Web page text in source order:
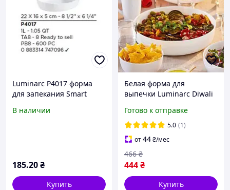
Luminarc P4017 форма
для запекания Smart
220*160мм овал
В наличии
185.20₴
Купить
Белая форма для
выпечки Luminarc Diwali
Готово к отправке
5.0 (1)
от44₴/мес
444₴
466 ₴
Купить